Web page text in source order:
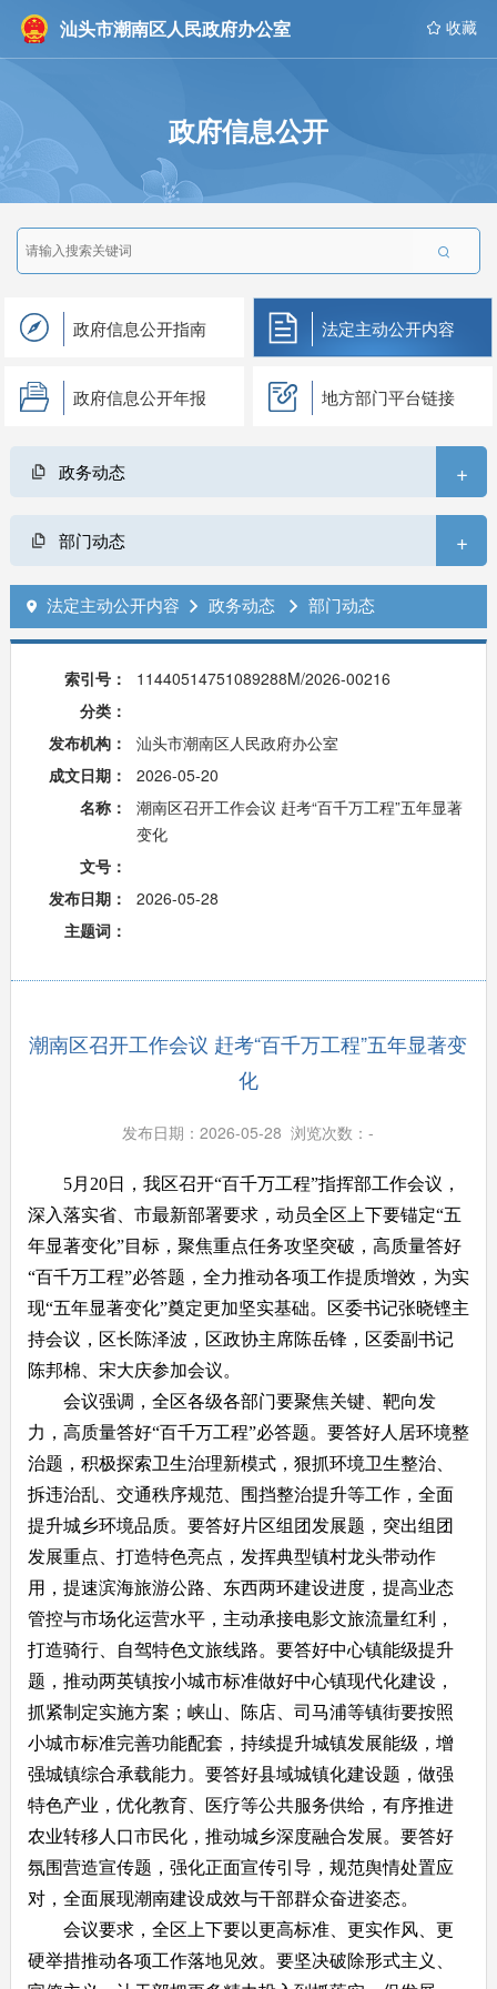
汕头市潮南区人民政府办公室  收藏
政府信息公开

政府信息公开指南 法定主动公开内容
政府信息公开年报 地方部门平台链接
政务动态 +
部门动态 +
 法定主动公开内容  政务动态  部门动态
索引号：
11440514751089288M/2026-00216
分类：
发布机构：
汕头市潮南区人民政府办公室
成文日期：
2026-05-20
名称：
潮南区召开工作会议 赶考“百千万工程”五年显著
变化
文号：
发布日期：
2026-05-28
主题词：
潮南区召开工作会议 赶考“百千万工程”五年显著变
化
发布日期：2026-05-28 浏览次数：-
5月20日，我区召开“百千万工程”指挥部工作会议，
深入落实省、市最新部署要求，动员全区上下要锚定“五
年显著变化”目标，聚焦重点任务攻坚突破，高质量答好
“百千万工程”必答题，全力推动各项工作提质增效，为实
现“五年显著变化”奠定更加坚实基础。区委书记张晓铿主
持会议，区长陈泽波，区政协主席陈岳锋，区委副书记
陈邦棉、宋大庆参加会议。
会议强调，全区各级各部门要聚焦关键、靶向发
力，高质量答好“百千万工程”必答题。要答好人居环境整
治题，积极探索卫生治理新模式，狠抓环境卫生整治、
拆违治乱、交通秩序规范、围挡整治提升等工作，全面
提升城乡环境品质。要答好片区组团发展题，突出组团
发展重点、打造特色亮点，发挥典型镇村龙头带动作
用，提速滨海旅游公路、东西两环建设进度，提高业态
管控与市场化运营水平，主动承接电影文旅流量红利，
打造骑行、自驾特色文旅线路。要答好中心镇能级提升
题，推动两英镇按小城市标准做好中心镇现代化建设，
抓紧制定实施方案；峡山、陈店、司马浦等镇街要按照
小城市标准完善功能配套，持续提升城镇发展能级，增
强城镇综合承载能力。要答好县域城镇化建设题，做强
特色产业，优化教育、医疗等公共服务供给，有序推进
农业转移人口市民化，推动城乡深度融合发展。要答好
氛围营造宣传题，强化正面宣传引导，规范舆情处置应
对，全面展现潮南建设成效与干部群众奋进姿态。
会议要求，全区上下要以更高标准、更实作风、更
硬举措推动各项工作落地见效。要坚决破除形式主义、